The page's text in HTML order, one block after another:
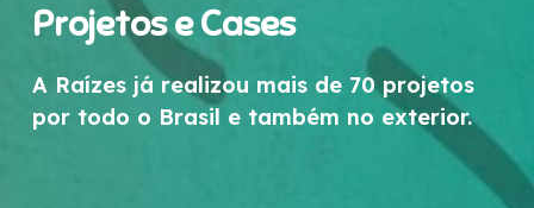
Projetos e Cases
A Raízes já realizou mais de 70 projetos
por todo o Brasil e também no exterior.